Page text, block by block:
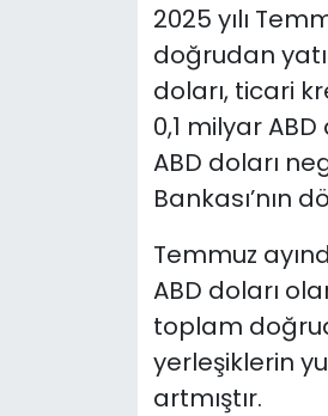
2025 yılı
doğrudan
doları, ticari
0,1 milyar
ABD doları
Bankası’nın
Temmuz
ABD doları
toplam
yerleşiklerin
artmıştır.